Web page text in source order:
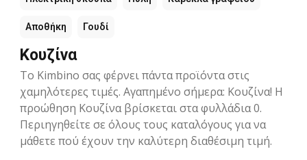
Αποθήκη Γουδί
Κουζίνα
Το Kimbino σας φέρνει πάντα προϊόντα στις
χαμηλότερες τιμές. Αγαπημένο σήμερα: Κουζίνα! Η
προώθηση Κουζίνα βρίσκεται στα φυλλάδια 0.
Περιηγηθείτε σε όλους τους καταλόγους για να
μάθετε πού έχουν την καλύτερη διαθέσιμη τιμή.